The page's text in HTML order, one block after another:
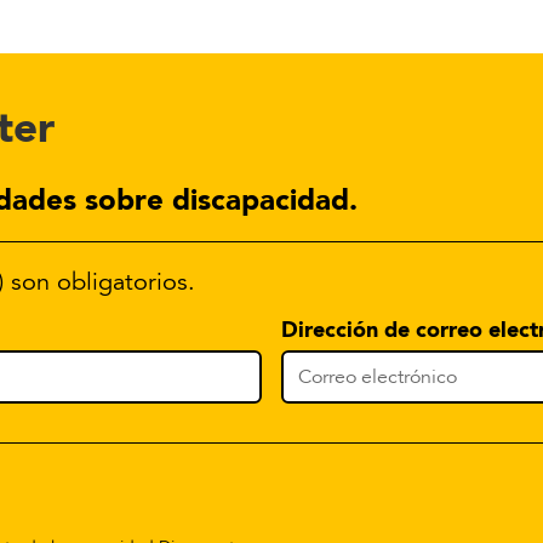
sobre discapacidad.
son obligatorios.
Dirección de correo